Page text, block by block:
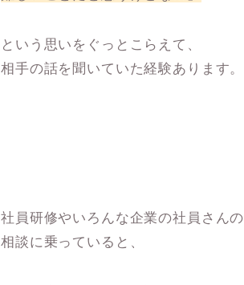
という思いをぐっとこらえて、
相手の話を聞いていた経験あります。
社員研修やいろんな企業の社員さんの
相談に乗っていると、